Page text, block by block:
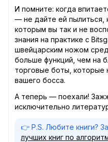
И помните: когда
— не дайте ей пылиться,
которым вы так и не
знания на практике с
швейцарским ножом
больше функций, чем на
торговые боты, которые
вашего босса.
А теперь — поехали!
исключительно
👉 P.S. Любите книги?
лучших книг по